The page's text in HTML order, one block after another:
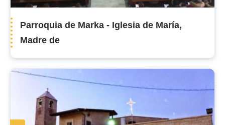
Parroquia de Marka - Iglesia de María,
Madre de